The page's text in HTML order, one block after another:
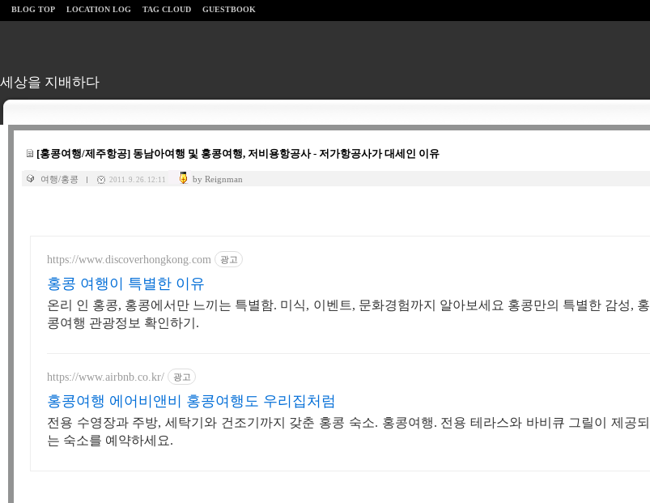
세상을 지배하다
BLOG TOP LOCATION LOG TAG CLOUD GUESTBOOK
[홍콩여행/제주항공] 동남아여행 및 홍콩여행, 저비용항공사 - 저가항공사가 대세인 이유
여행/홍콩 2011. 9. 26. 12:11 by Reignman
https://www.discoverhongkong.com 광고
홍콩 여행이 특별한 이유
온리 인 홍콩, 홍콩에서만 느끼는 특별함. 미식, 이벤트, 문화경험까지 알아보세요 홍콩만의 특별한 감성, 홍
콩여행 관광정보 확인하기.
https://www.airbnb.co.kr/ 광고
홍콩여행 에어비앤비 홍콩여행도 우리집처럼
전용 수영장과 주방, 세탁기와 건조기까지 갖춘 홍콩 숙소. 홍콩여행. 전용 테라스와 바비큐 그릴이 제공되
는 숙소를 예약하세요.